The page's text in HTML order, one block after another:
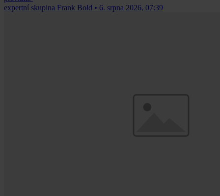
expertní skupina Frank Bold • 6. srpna 2026, 07:39